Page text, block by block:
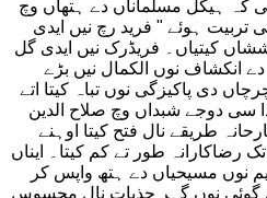
کہ ہیکل مسلماناں دے ہتھاں وچ
تربیت ہوئے " فرید رچ نیں ایدی
کیتیاں۔ فریڈرک نیں ایدی گل
انکشاف نوں الکمال نیں بڑے
دی پاکیزگی نوں تباہ کیتا اتے
سی دوجے شبداں وچ صلاح الدین
نوں 1187 وچ جارحانہ طریقے نال فتح کیتا اوہنے
ذریعے 42 ورے بعد تک رضاکارانہ طور تے کم کیتا۔ ایناں
نوں مسیحیاں دے ہتھ واپس کر
گوئی نوں گہر جذبات نال محسوس